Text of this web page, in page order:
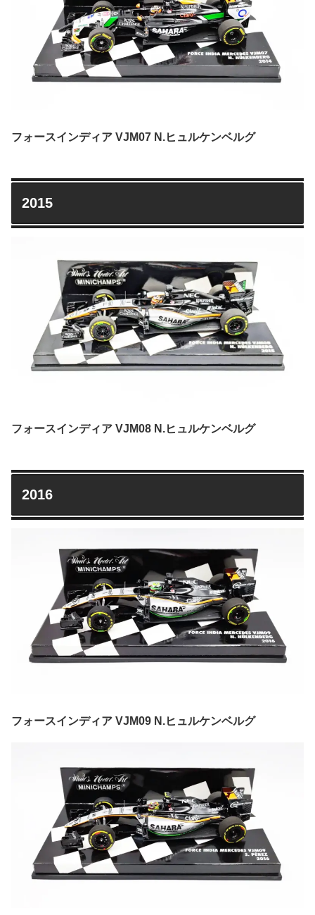
フォースインディア VJM07 N.ヒュルケンベルグ
2015
フォースインディア VJM08 N.ヒュルケンベルグ
2016
フォースインディア VJM09 N.ヒュルケンベルグ